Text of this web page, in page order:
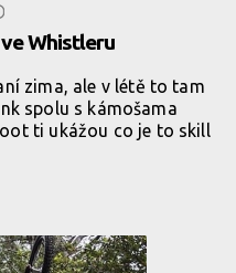
Whistleru
zima, ale v létě to tam
spolu s kámošama
ti ukážou co je to skill